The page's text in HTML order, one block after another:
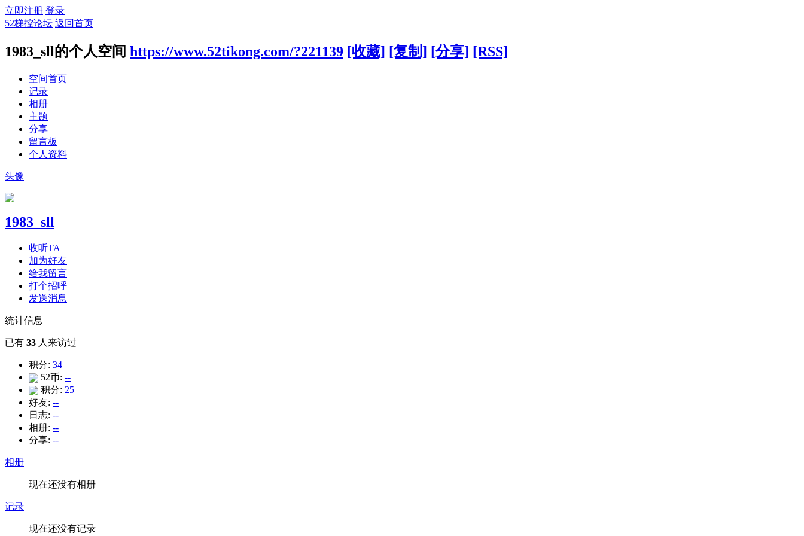
立即注册 登录
52梯控论坛 返回首页
1983_sll的个人空间 https://www.52tikong.com/?221139 [收藏] [复制] [分享] [RSS]
空间首页
记录
相册
主题
分享
留言板
个人资料
头像
1983_sll
收听TA
加为好友
给我留言
打个招呼
发送消息
统计信息
已有 33 人来访过
积分: 34
52币: --
积分: 25
好友: --
日志: --
相册: --
分享: --
相册
现在还没有相册
记录
现在还没有记录